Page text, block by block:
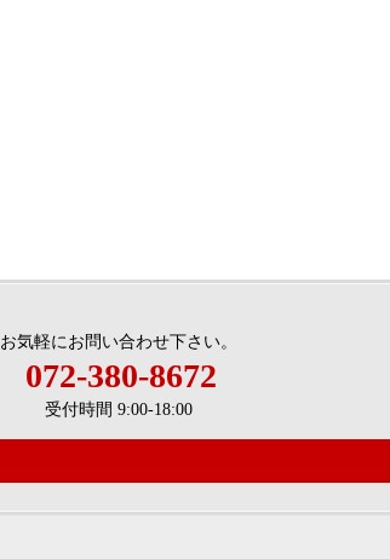
お気軽にお問い合わせ下さい。
072-380-8672
受付時間 9:00-18:00